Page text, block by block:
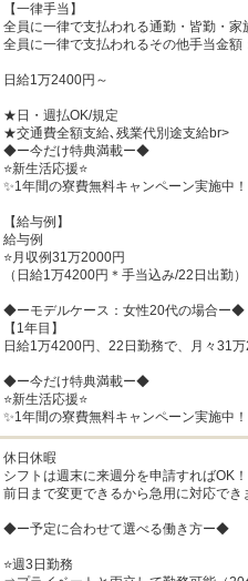
【一律手当】
全員に一律で支払われる通勤・皆勤・家
全員に一律で支払われるその他手当金額
日給1万2400円～
★日・週払OK/規定
★交通費全額支給､残業代別途支給br>
◆ー今だけ特典満載ー◆
⭐新生活応援⭐
✨1年間の寮費無料キャンペーン実施中！
【給与例】
給与例
⭐月収例31万2000円
（日給1万4200円＊手当込み/22日出勤）
◆ーモデルケース：女性20代の場合ー◆
【1年目】
日給1万4200円、22日勤務で、月々31万
◆ー今だけ特典満載ー◆
⭐新生活応援⭐
✨1年間の寮費無料キャンペーン実施中！
休日休暇
シフトは週末に来週分を申請すればOK！
前日まで変更できるから急用に対応でき
◆ー予定に合わせて選べる働き方ー◆
⭐週3日勤務